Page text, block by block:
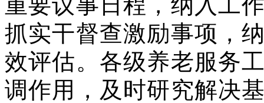
抓实干督查激励事项，
效评估。各级养老服务
调作用，及时研究解决